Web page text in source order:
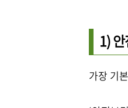
1)
가장 기